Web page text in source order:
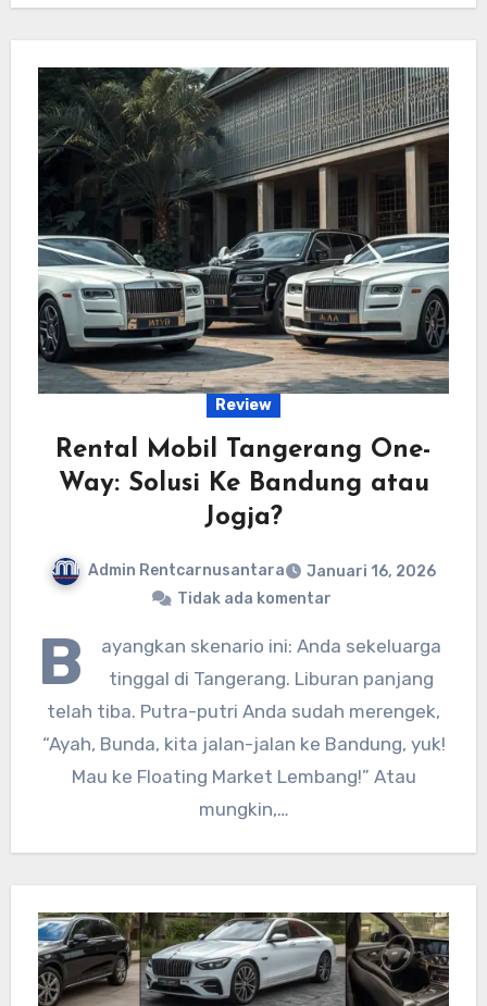
Review
Rental Mobil Tangerang One-
Way: Solusi Ke Bandung atau
Jogja?
Admin Rentcarnusantara
Januari 16, 2026
Tidak ada komentar
B
ayangkan skenario ini: Anda sekeluarga
tinggal di Tangerang. Liburan panjang
telah tiba. Putra-putri Anda sudah merengek,
“Ayah, Bunda, kita jalan-jalan ke Bandung, yuk!
Mau ke Floating Market Lembang!” Atau
mungkin,…